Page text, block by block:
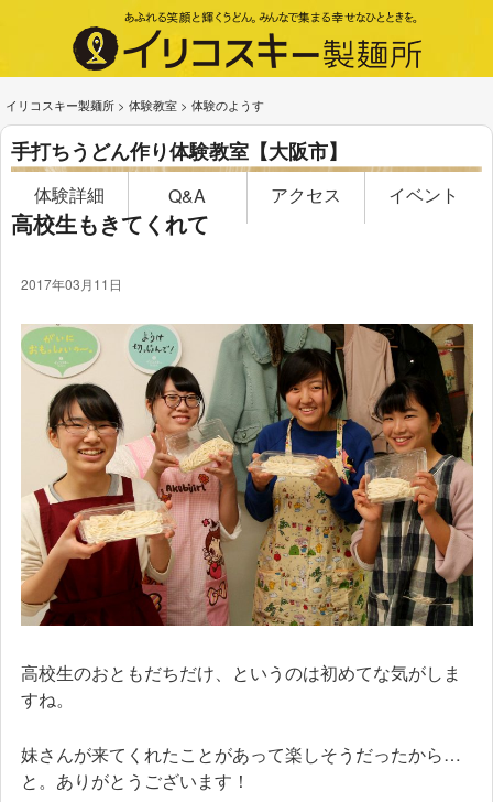
イリコスキー製麺所 > 体験教室 > 体験のようす
手打ちうどん作り体験教室【大阪市】
体験詳細 Q&A アクセス イベント
高校生もきてくれて
2017年03月11日
高校生のおともだちだけ、というのは初めてな気がしま
すね。
妹さんが来てくれたことがあって楽しそうだったから…
と。ありがとうございます！